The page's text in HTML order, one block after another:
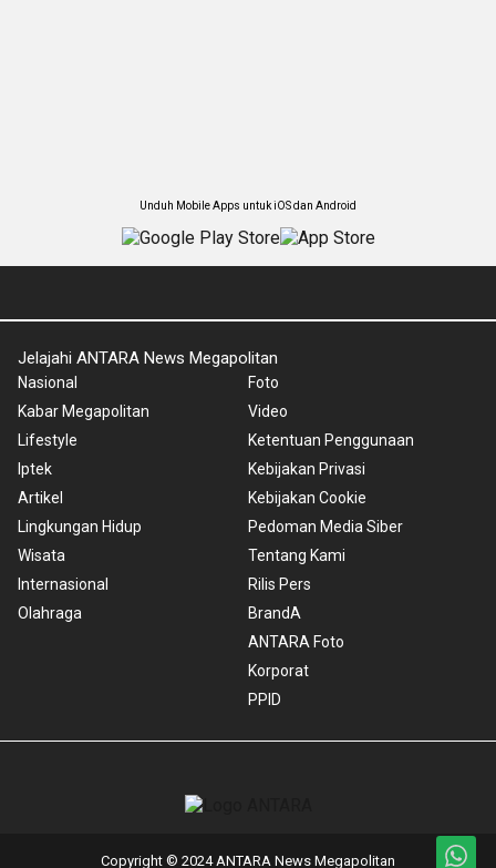
Unduh Mobile Apps untuk iOS dan Android
Jelajahi ANTARA News Megapolitan
Nasional
Kabar Megapolitan
Lifestyle
Iptek
Artikel
Lingkungan Hidup
Wisata
Internasional
Olahraga
Foto
Video
Ketentuan Penggunaan
Kebijakan Privasi
Kebijakan Cookie
Pedoman Media Siber
Tentang Kami
Rilis Pers
BrandA
ANTARA Foto
Korporat
PPID
Copyright © 2024 ANTARA News Megapolitan